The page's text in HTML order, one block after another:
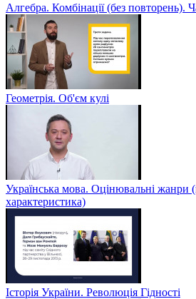
Алгебра. Комбінації (без повторень).
Геометрія. Об'єм кулі
Українська мова. Оцінювальні жанри
характеристика)
Історія України. Революція Гідності